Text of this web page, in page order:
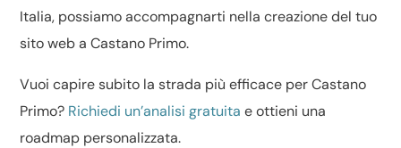
Italia, possiamo accompagnarti nella creazione del tuo
sito web a Castano Primo.
Vuoi capire subito la strada più efficace per Castano
Primo? Richiedi un’analisi gratuita e ottieni una
roadmap personalizzata.